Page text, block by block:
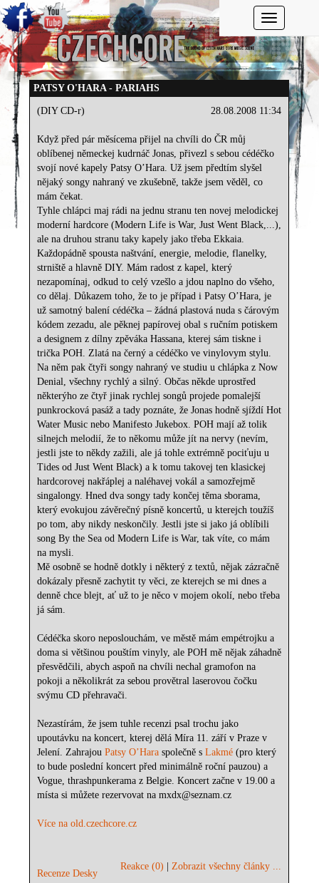
Toggle
PATSY O'HARA - PARIAHS
28.08.2008 11:34
(DIY CD-r)
Když před pár měsícema přijel na chvíli do ČR můj
oblíbenej německej kudrnáč Jonas, přivezl s sebou cédéčko
svojí nové kapely Patsy O’Hara. Už jsem předtím slyšel
nějaký songy nahraný ve zkušebně, takže jsem věděl, co
mám čekat.
Tyhle chlápci maj rádi na jednu stranu ten novej melodickej
moderní hardcore (Modern Life is War, Just Went Black,...),
ale na druhou stranu taky kapely jako třeba Ekkaia.
Každopádně spousta naštvání, energie, melodie, flanelky,
strniště a hlavně DIY. Mám radost z kapel, který
nezapomínaj, odkud to celý vzešlo a jdou naplno do všeho,
co dělaj. Důkazem toho, že to je případ i Patsy O’Hara, je
už samotný balení cédéčka – žádná plastová nuda s čárovým
kódem zezadu, ale pěknej papírovej obal s ručním potiskem
a designem z dílny zpěváka Hassana, kterej sám tiskne i
trička POH. Zlatá na černý a cédéčko ve vinylovym stylu.
Na něm pak čtyři songy nahraný ve studiu u chlápka z Now
Denial, všechny rychlý a silný. Občas někde uprostřed
některýho ze čtyř jinak rychlej songů projede pomalejší
punkrocková pasáž a tady poznáte, že Jonas hodně sjíždí Hot
Water Music nebo Manifesto Jukebox. POH mají až tolik
silnejch melodií, že to někomu může jít na nervy (nevím,
jestli jste to někdy zažili, ale já tohle extrémně pociťuju u
Tides od Just Went Black) a k tomu takovej ten klasickej
hardcorovej nakřáplej a naléhavej vokál a samozřejmě
singalongy. Hned dva songy tady končej těma sborama,
který evokujou závěrečný písně koncertů, u kterejch toužíš
po tom, aby nikdy neskončily. Jestli jste si jako já oblíbili
song By the Sea od Modern Life is War, tak víte, co mám
na mysli.
Mě osobně se hodně dotkly i některý z textů, nějak zázračně
dokázaly přesně zachytit ty věci, ze kterejch se mi dnes a
denně chce blejt, ať už to je něco v mojem okolí, nebo třeba
já sám.
Cédéčka skoro neposlouchám, ve městě mám empétrojku a
doma si většinou pouštím vinyly, ale POH mě nějak záhadně
přesvědčili, abych aspoň na chvíli nechal gramofon na
pokoji a několikrát za sebou provětral laserovou čočku
svýmu CD přehravači.
Nezastírám, že jsem tuhle recenzi psal trochu jako
upoutávku na koncert, kterej dělá Míra 11. září v Praze v
Jelení. ZahrajouPatsy O’Hara společně sLakmé (pro který
to bude poslední koncert před minimálně roční pauzou) a
Vogue, thrashpunkerama z Belgie. Koncert začne v 19.00 a
místa si můžete rezervovat na mxdx@seznam.cz
Více na old.czechcore.cz
Recenze Desky
Reakce (0) |Zobrazit všechny články ...